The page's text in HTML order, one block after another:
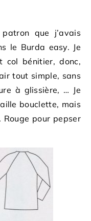
que j’avais
le Burda easy. Je
col bénitier, donc,
tout simple, sans
à glissière, … Je
bouclette, mais
Rouge pour pepser